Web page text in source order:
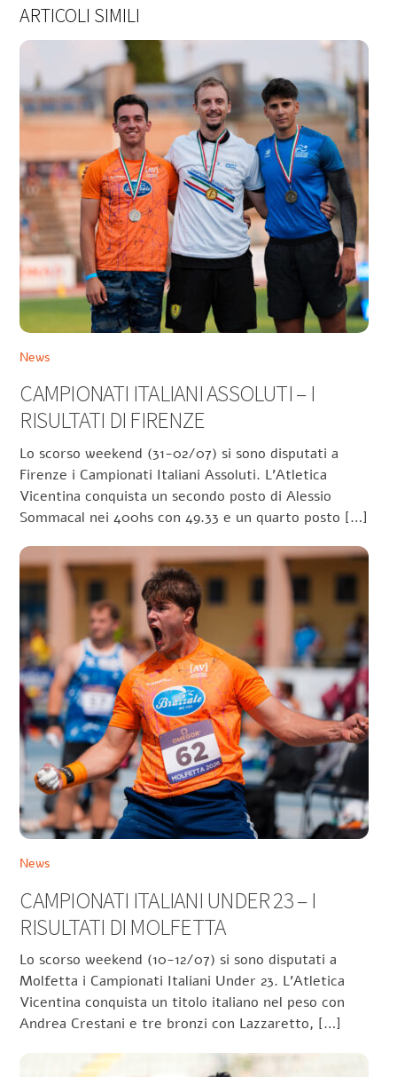
ARTICOLI SIMILI
News
CAMPIONATI ITALIANI ASSOLUTI – I
RISULTATI DI FIRENZE
Lo scorso weekend (31-02/07) si sono disputati a
Firenze i Campionati Italiani Assoluti. L’Atletica
Vicentina conquista un secondo posto di Alessio
Sommacal nei 400hs con 49.33 e un quarto posto […]
News
CAMPIONATI ITALIANI UNDER 23 – I
RISULTATI DI MOLFETTA
Lo scorso weekend (10-12/07) si sono disputati a
Molfetta i Campionati Italiani Under 23. L’Atletica
Vicentina conquista un titolo italiano nel peso con
Andrea Crestani e tre bronzi con Lazzaretto, […]